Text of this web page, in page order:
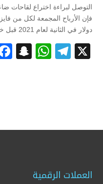
التوصل لبراءة اختراع لقاحات
دولار في الثانية لعام 2021 قبل خصم الضرائب.
X
العملات الرقمية